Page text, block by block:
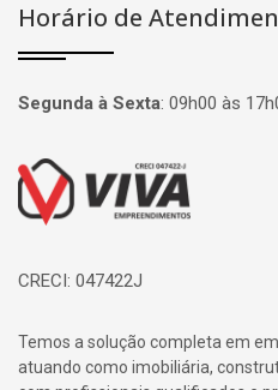
Horário de
Segunda à Sexta: 09h00 às
Página inicial
CRECI: 047422J
Temos a solução completa em
atuando como imobiliária,